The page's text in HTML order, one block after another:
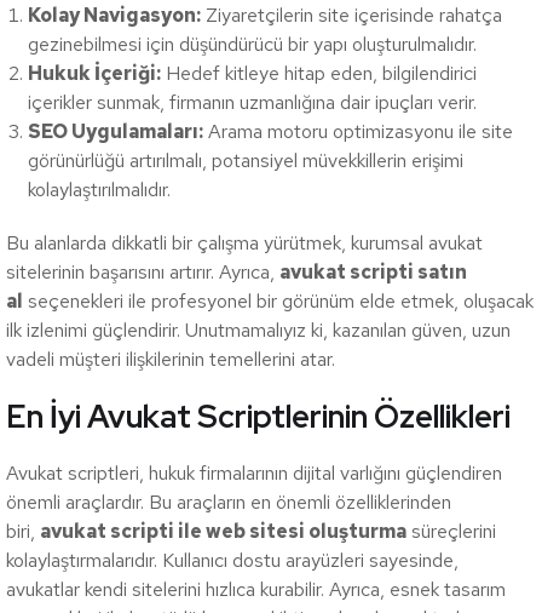
Kolay Navigasyon: Ziyaretçilerin site içerisinde rahatça
gezinebilmesi için düşündürücü bir yapı oluşturulmalıdır.
Hukuk İçeriği: Hedef kitleye hitap eden, bilgilendirici
içerikler sunmak, firmanın uzmanlığına dair ipuçları verir.
SEO Uygulamaları:Arama motoru optimizasyonu ile site
görünürlüğü artırılmalı, potansiyel müvekkillerin erişimi
kolaylaştırılmalıdır.
Bu alanlarda dikkatli bir çalışma yürütmek, kurumsal avukat
sitelerinin başarısını artırır. Ayrıca, avukat scripti satın
al seçenekleri ile profesyonel bir görünüm elde etmek, oluşacak
ilk izlenimi güçlendirir. Unutmamalıyız ki, kazanılan güven, uzun
vadeli müşteri ilişkilerinin temellerini atar.
En İyi Avukat Scriptlerinin Özellikleri
Avukat scriptleri, hukuk firmalarının dijital varlığını güçlendiren
önemli araçlardır. Bu araçların en önemli özelliklerinden
biri, avukat scripti ile web sitesi oluşturma süreçlerini
kolaylaştırmalarıdır. Kullanıcı dostu arayüzleri sayesinde,
avukatlar kendi sitelerini hızlıca kurabilir. Ayrıca, esnek tasarım